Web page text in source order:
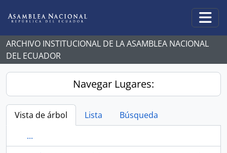
ARCHIVO INSTITUCIONAL DE LA ASAMBLEA NACIONAL
DEL ECUADOR
Navegar Lugares:
Vista de árbol Lista
Búsqueda
...